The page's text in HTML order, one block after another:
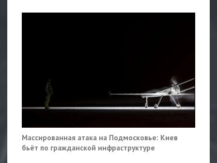
Массированная атака на Подмосковье: Киев
бьёт по гражданской инфраструктуре